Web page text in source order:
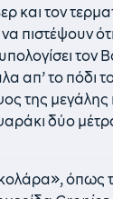
και τον
να πιστέψουν
τον
απ’ το πόδι
της μεγάλης
δύο μέτρα
όπως